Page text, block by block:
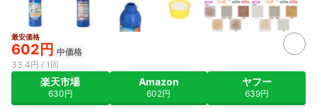
最安価格
602円 中価格
33.4円 / 1回
楽天市場
630円
Amazon
602円
ヤフー
639円